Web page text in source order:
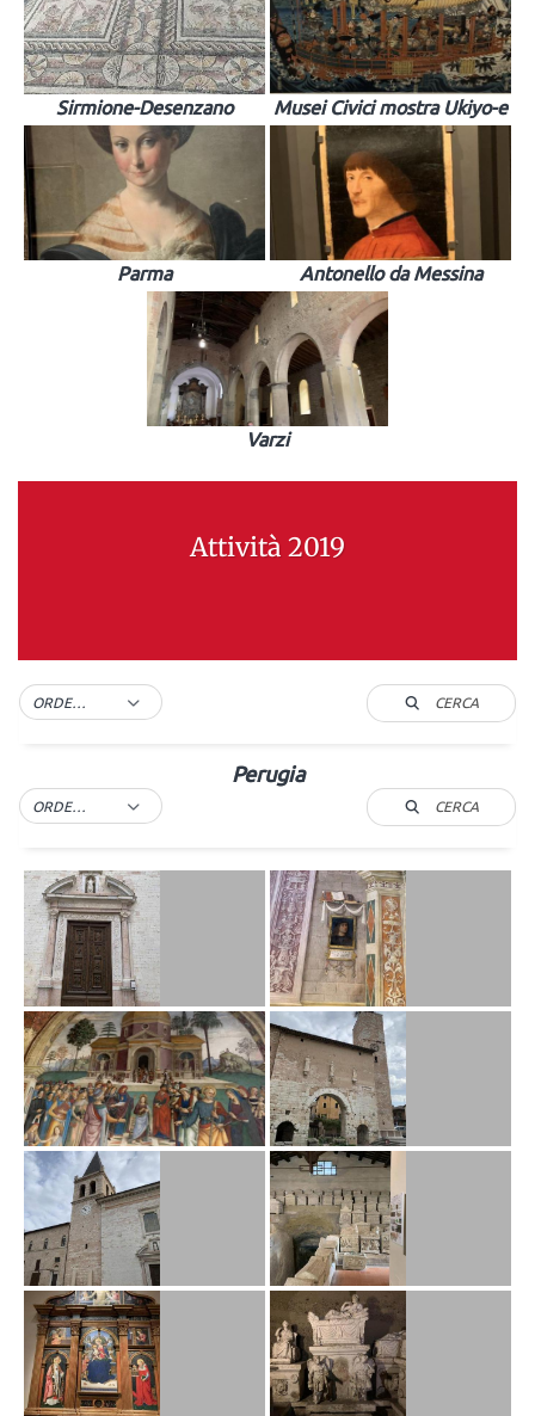
Sirmione-Desenzano Musei Civici mostra Ukiyo-e
Parma Antonello da Messina
Varzi
Attività 2019
ORDER BY DEFAULT CERCA
Perugia
ORDER BY DEFAULT CERCA